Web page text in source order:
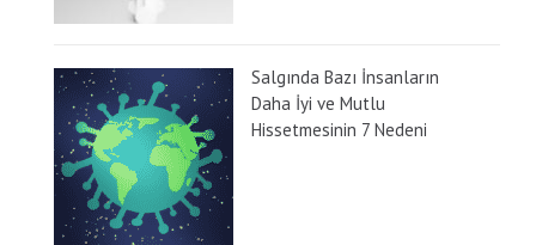
Salgında Bazı İnsanların
Daha İyi ve Mutlu
Hissetmesinin 7 Nedeni